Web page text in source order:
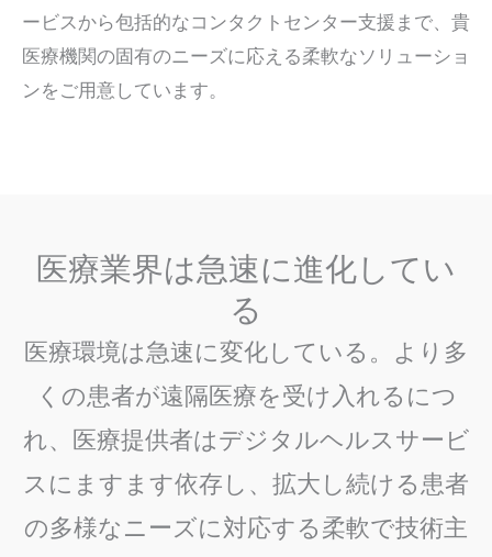
ービスから包括的なコンタクトセンター支援まで、貴
医療機関の固有のニーズに応える柔軟なソリューショ
ンをご用意しています。
医療業界は急速に進化してい
る
医療環境は急速に変化している。より多
くの患者が遠隔医療を受け入れるにつ
れ、医療提供者はデジタルヘルスサービ
スにますます依存し、拡大し続ける患者
の多様なニーズに対応する柔軟で技術主